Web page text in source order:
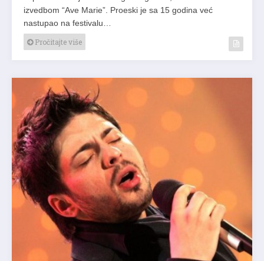
izvedbom “Ave Marie”. Proeski je sa 15 godina već
nastupao na festivalu…
Pročitajte više